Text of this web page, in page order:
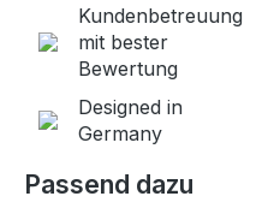
Kundenbetreuung
mit bester
Bewertung
Designed in
Germany
Produktgalerie überspringen
Passend dazu